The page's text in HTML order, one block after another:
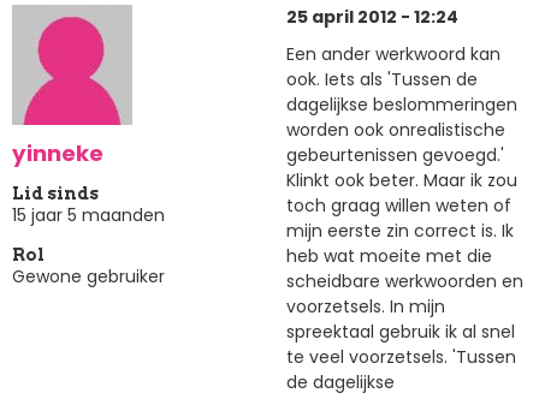
yinneke
Lid sinds
15 jaar 5 maanden
Rol
Gewone gebruiker
25 april 2012 - 12:24
Een ander werkwoord kan
ook. Iets als 'Tussen de
dagelijkse beslommeringen
worden ook onrealistische
gebeurtenissen gevoegd.'
Klinkt ook beter. Maar ik zou
toch graag willen weten of
mijn eerste zin correct is. Ik
heb wat moeite met die
scheidbare werkwoorden en
voorzetsels. In mijn
spreektaal gebruik ik al snel
te veel voorzetsels. 'Tussen
de dagelijkse